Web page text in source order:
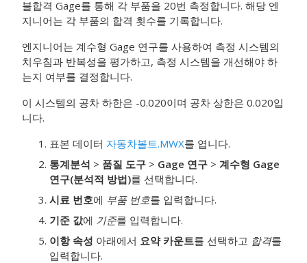
불합격 Gage를 통해 각 부품을 20번 측정합니다. 해당 엔
지니어는 각 부품의 합격 횟수를 기록합니다.
엔지니어는 계수형 Gage 연구를 사용하여 측정 시스템의
치우침과 반복성을 평가하고, 측정 시스템을 개선해야 하
는지 여부를 결정합니다.
이 시스템의 공차 하한은 -0.020이며 공차 상한은 0.020입
니다.
표본 데이터 자동차볼트.MWX를 엽니다.
통계분석 > 품질 도구 > Gage 연구 > 계수형 Gage
연구(분석적 방법)를 선택합니다.
시료 번호에 부품 번호를 입력합니다.
기준 값에 기준를 입력합니다.
이항 속성 아래에서 요약 카운트를 선택하고 합격를
입력합니다.